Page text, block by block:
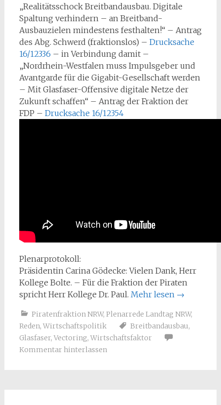
„Realitätsschock Breitbandausbau. Digitale
Spaltung verhindern – an Breitband-
Ausbauzielen mindestens festhalten!“ – Antrag
des Abg. Schwerd (fraktionslos) – Drucksache
16/12336 – in Verbindung damit –
„Nordrhein-Westfalen muss Impulsgeber und
Avantgarde für die Gigabit-Gesellschaft werden
– Mit Glasfaser-Offensive digitale Netze der
Zukunft schaffen“ – Antrag der Fraktion der
FDP – Drucksache 16/12354
Plenarprotokoll:
Präsidentin Carina Gödecke: Vielen Dank, Herr
Kollege Bolte. – Für die Fraktion der Piraten
spricht Herr Kollege Dr. Paul. Mehr lesen →
Piratenfraktion NRW, Plenarrede Landtag NRW,
Reden, Wirtschaftspolitik Breitbandausbau,
Glasfaser, Vectoring, Wirtschaftsfaktor
Kommentar hinterlassen